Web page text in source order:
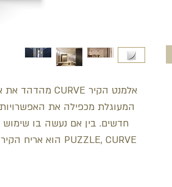
המעוגלת מכפילה את
חדשים. בין אם נעשה בו
PUZZLE, CURVE הוא אריח הקיר האידיאלי להוספת טאצ' גרפי ועכשווי.